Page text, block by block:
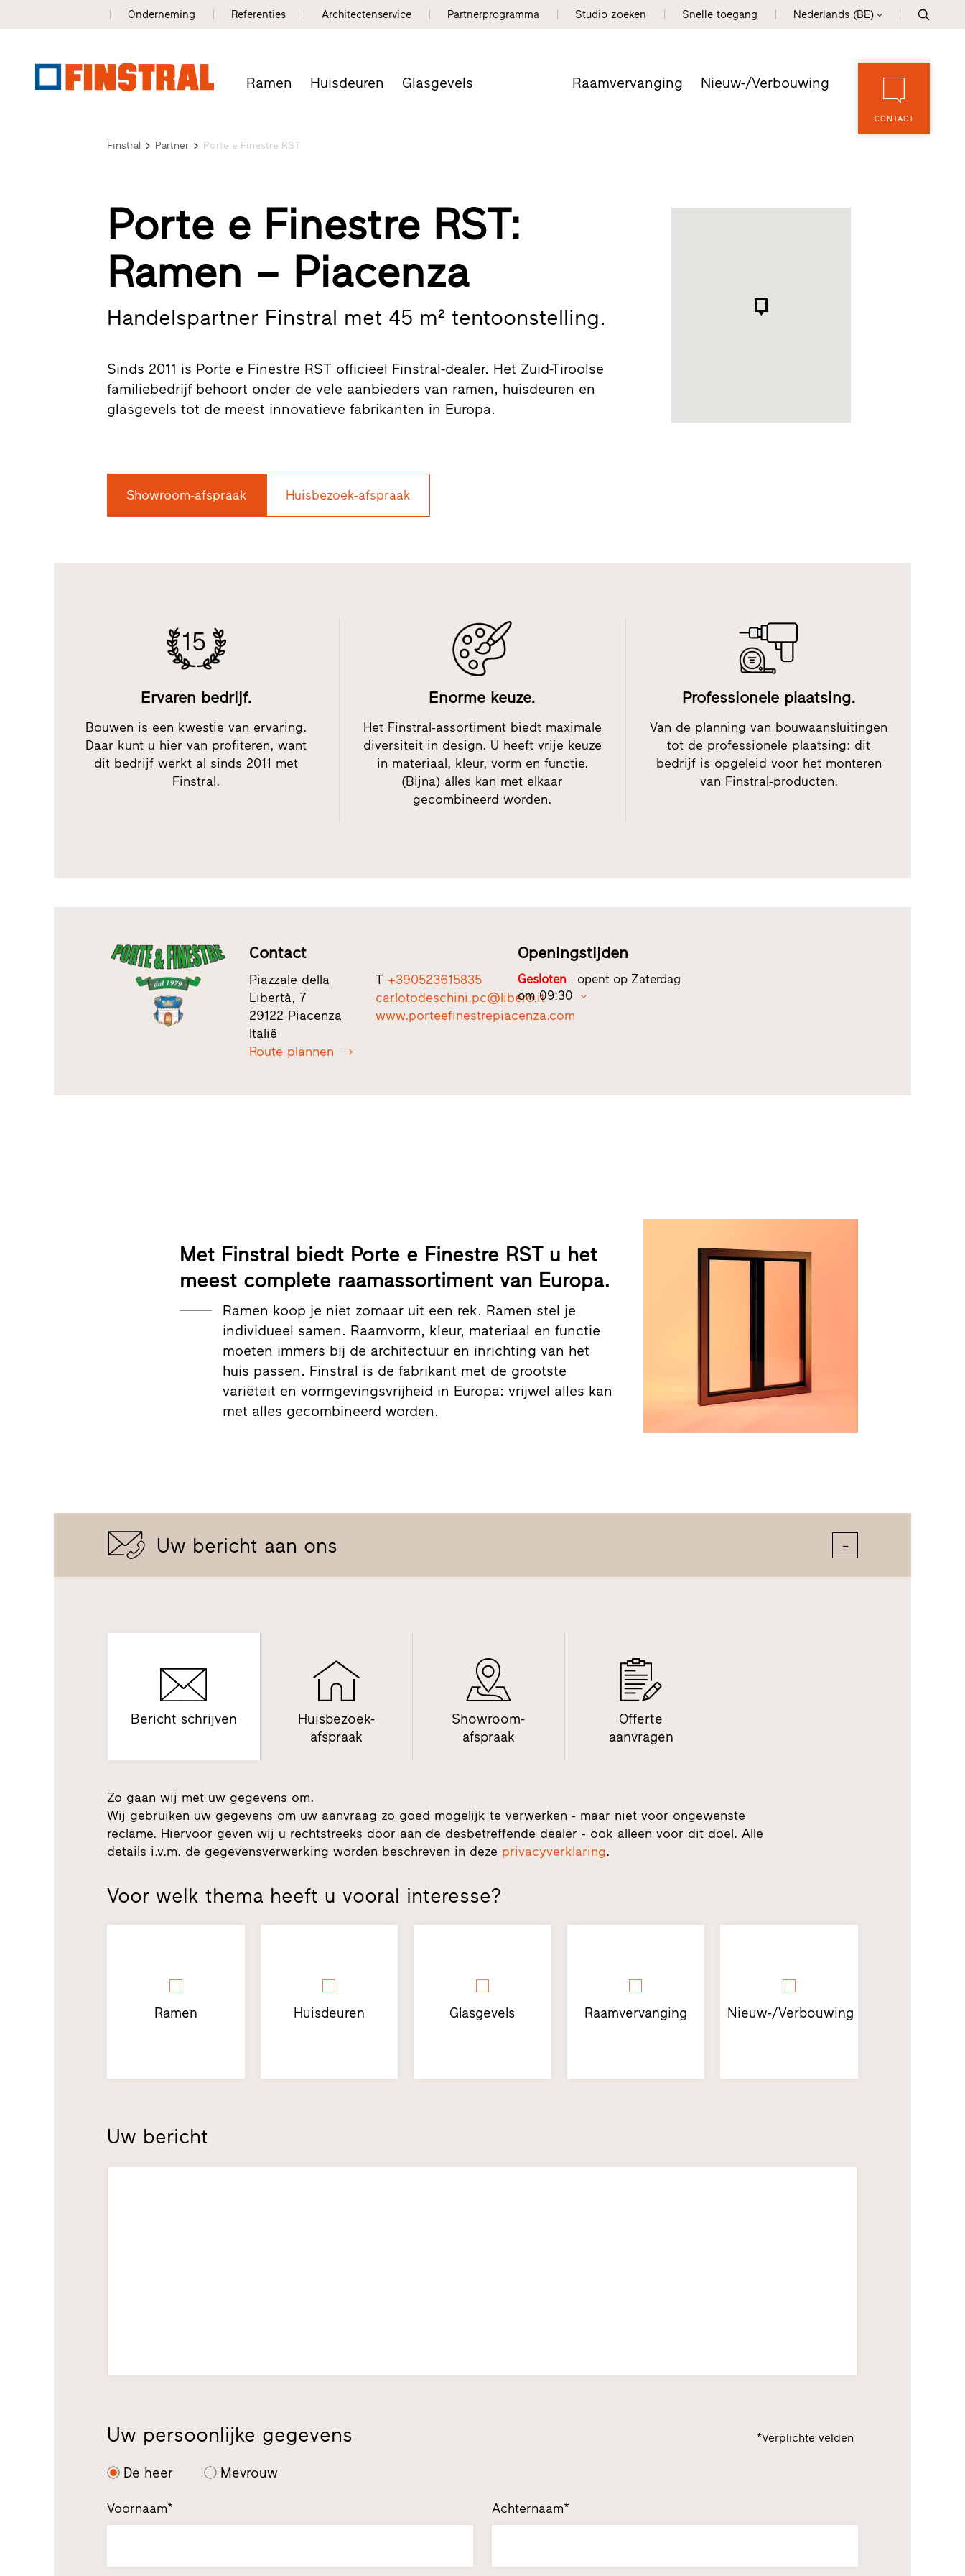
Onderneming Referenties Architectenservice Partnerprogramma Studio zoeken Snelle toegang Nederlands (BE)
Ramen Huisdeuren Glasgevels Raamvervanging Nieuw-/Verbouwing
CONTACT
Finstral Partner Porte e Finestre RST
Porte e Finestre RST:
Ramen – Piacenza
Handelspartner Finstral met 45 m² tentoonstelling.
Sinds 2011 is Porte e Finestre RST officieel Finstral-dealer. Het Zuid-Tiroolse
familiebedrijf behoort onder de vele aanbieders van ramen, huisdeuren en
glasgevels tot de meest innovatieve fabrikanten in Europa.
Showroom-afspraak Huisbezoek-afspraak
15
Ervaren bedrijf.
Bouwen is een kwestie van ervaring.
Daar kunt u hier van profiteren, want
dit bedrijf werkt al sinds 2011 met
Finstral.
Enorme keuze.
Het Finstral-assortiment biedt maximale
diversiteit in design. U heeft vrije keuze
in materiaal, kleur, vorm en functie.
(Bijna) alles kan met elkaar
gecombineerd worden.
Professionele plaatsing.
Van de planning van bouwaansluitingen
tot de professionele plaatsing: dit
bedrijf is opgeleid voor het monteren
van Finstral-producten.
Contact
Piazzale della
Libertà, 7
29122 Piacenza
Italië
Route plannen
T +390523615835
carlotodeschini.pc@libero.it
www.porteefinestrepiacenza.com
Openingstijden
Gesloten. opent op Zaterdag
om 09:30
Met Finstral biedt Porte e Finestre RST u het
meest complete raamassortiment van Europa.
Ramen koop je niet zomaar uit een rek. Ramen stel je
individueel samen. Raamvorm, kleur, materiaal en functie
moeten immers bij de architectuur en inrichting van het
huis passen. Finstral is de fabrikant met de grootste
variëteit en vormgevingsvrijheid in Europa: vrijwel alles kan
met alles gecombineerd worden.
Uw bericht aan ons
Bericht schrijven
Huisbezoek-
afspraak
Showroom-
afspraak
Offerte
aanvragen
Zo gaan wij met uw gegevens om.
Wij gebruiken uw gegevens om uw aanvraag zo goed mogelijk te verwerken - maar niet voor ongewenste
reclame. Hiervoor geven wij u rechtstreeks door aan de desbetreffende dealer - ook alleen voor dit doel. Alle
details i.v.m. de gegevensverwerking worden beschreven in deze privacyverklaring.
Voor welk thema heeft u vooral interesse?
Ramen Huisdeuren Glasgevels Raamvervanging Nieuw-/Verbouwing
Uw bericht
Uw persoonlijke gegevens *Verplichte velden
De heer Mevrouw
Voornaam* Achternaam*